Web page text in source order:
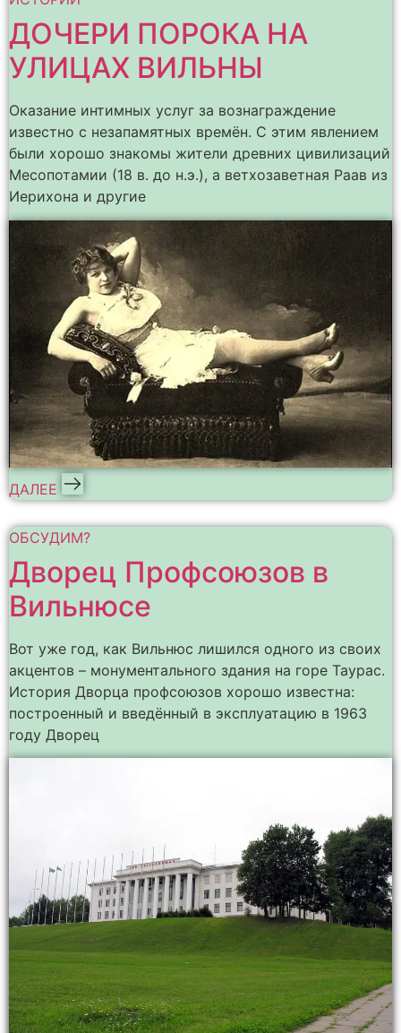
ДОЧЕРИ ПОРОКА НА
УЛИЦАХ ВИЛЬНЫ
Оказание интимных услуг за вознаграждение
известно с незапамятных времён. С этим явлением
были хорошо знакомы жители древних цивилизаций
Месопотамии (18 в. до н.э.), а ветхозаветная Раав из
Иерихона и другие
ДАЛЕЕ
ОБСУДИМ?
Дворец Профсоюзов в
Вильнюсе
Вот уже год, как Вильнюс лишился одного из своих
акцентов – монументального здания на горе Таурас.
История Дворца профсоюзов хорошо известна:
построенный и введённый в эксплуатацию в 1963
году Дворец